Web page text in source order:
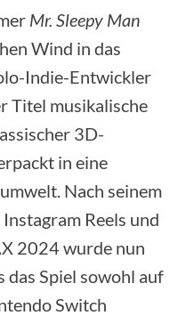
Mr. Sleepy Man
Wind in das
Indie-Entwickler
Titel musikalische
3D-
in eine
Nach seinem
Reels und
2024 wurde nun
das Spiel sowohl auf
Switch